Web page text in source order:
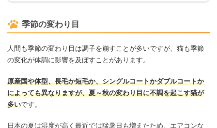
季節の変わり目
人間も季節の変わり目は調子を崩すことが多いですが、猫も季節
の変化が体調に影響を及ぼすことがあります。
原産国や体型、長毛か短毛か、シングルコートかダブルコートか
によっても異なりますが、夏～秋の変わり目に不調を起こす猫が
多いです。
日本の夏は湿度が高く最近では猛暑日も増えたため、エアコンな